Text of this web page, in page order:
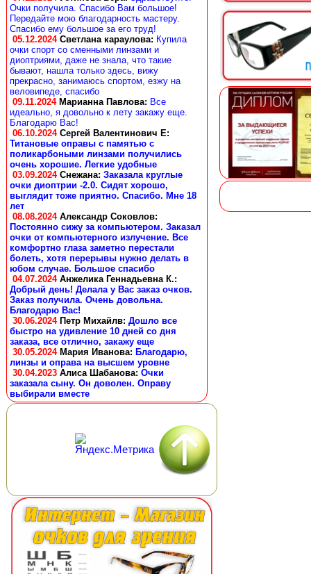
Очки получила. Спасибо Вам большое!
Передайте мою благодарность мастеру.
Спасибо ему большое за его труд!
05.12.2024 Светлана караулова: Купила
очки спорт со сменными линзами и
диоптриями, даже не знала, что такие
бывают, нашла только здесь, вижу
прекрасно, занимаюсь спортом, езжу на
веловипеде, спасибо
09.11.2024 Марианна Павлова: Все
идеально, я довольно к лету закажу еще.
Благодарю Вас!
06.10.2024 Сергей Валентинович Е:
Титановые оправы с памятью с
поликарбоными линзами получились
очень хорошие. Легкие удобные
03.09.2024 Снежана: Заказала круглые
очки диоптрии -2.0. Сидят хорошо,
выглядит тоже приятно. Спасибо. Мне 18
лет
08.08.2024 Александр Соковлов:
Постоянно сижу за компьютером. Заказал
очки от компьютерного излучение. Все
комфортно глаза заметно перестали
болеть, хотя перерывы нужно делать в
юбом случае. Большое спасибо
04.07.2024 Анжелика Геннадьевна К.:
Добрый день! Делала у Вас заказ очков.
Заказ получила. Очень довольна.
Благодарю Вас!
30.06.2024 Петр Михайлв: Дошло все
быстро на удивление 10 дней со дня
заказа, все отлично, закажу еще
30.05.2024 Мария Иванова: Благодарю,
линзы и оправа на высшем уровне
30.04.2023 Алиса Шабанова: Очки
заказала сыну. Он доволен. Оправу
выбирали вместе